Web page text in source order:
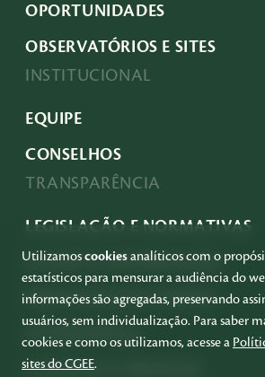
OPORTUNIDADES
OBSERVATÓRIOS E SITES
INSTITUCIONAL
EQUIPE
CONSELHOS
TRANSPARÊNCIA
LEGISLAÇÃO E NORMATIVAS
ACESSO À INFORMAÇÃO
PRESTAÇÃO DE CONTAS
GOVERNANÇA
COMPRAS E SERVIÇOS
Utilizamoscookiesanalíticos com o
estatísticos para mensurar a audiência do
informações são agregadas, preservando
usuários, sem individualização. Para saber
cookies e como os utilizamos, acesse a
sites do CGEE.